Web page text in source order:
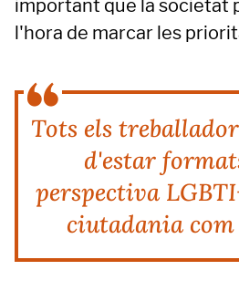
important que la societat
l'hora de marcar les
Tots els
d'estar
perspectiva
ciutadania com